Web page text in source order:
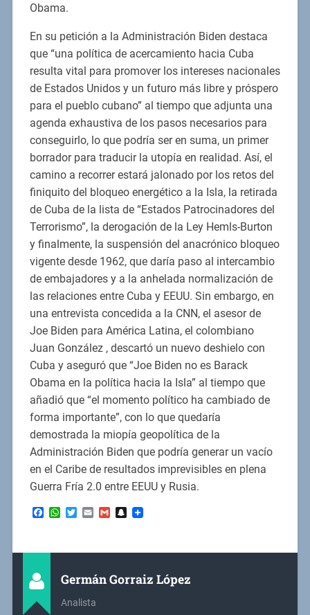
Obama.
En su petición a la Administración Biden destaca
que “una política de acercamiento hacia Cuba
resulta vital para promover los intereses nacionales
de Estados Unidos y un futuro más libre y próspero
para el pueblo cubano” al tiempo que adjunta una
agenda exhaustiva de los pasos necesarios para
conseguirlo, lo que podría ser en suma, un primer
borrador para traducir la utopía en realidad. Así, el
camino a recorrer estará jalonado por los retos del
finiquito del bloqueo energético a la Isla, la retirada
de Cuba de la lista de “Estados Patrocinadores del
Terrorismo”, la derogación de la Ley Hemls-Burton
y finalmente, la suspensión del anacrónico bloqueo
vigente desde 1962, que daría paso al intercambio
de embajadores y a la anhelada normalización de
las relaciones entre Cuba y EEUU. Sin embargo, en
una entrevista concedida a la CNN, el asesor de
Joe Biden para América Latina, el colombiano
Juan González , descartó un nuevo deshielo con
Cuba y aseguró que “Joe Biden no es Barack
Obama en la política hacia la Isla” al tiempo que
añadió que “el momento político ha cambiado de
forma importante”, con lo que quedaría
demostrada la miopía geopolítica de la
Administración Biden que podría generar un vacío
en el Caribe de resultados imprevisibles en plena
Guerra Fría 2.0 entre EEUU y Rusia.
Facebook
WhatsApp
Twitter
EmailGmailSnapchat
Germán Gorraiz López
Analista